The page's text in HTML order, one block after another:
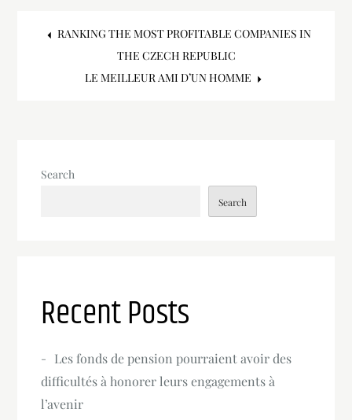
Post
navigation
RANKING THE MOST PROFITABLE COMPANIES IN
THE CZECH REPUBLIC
LE MEILLEUR AMI D’UN HOMME
Search
Search
Recent Posts
Les fonds de pension pourraient avoir des
difficultés à honorer leurs engagements à
l’avenir